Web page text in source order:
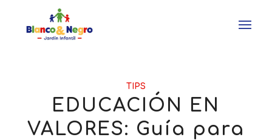
TIPS
EDUCACIÓN EN
VALORES: Guía para